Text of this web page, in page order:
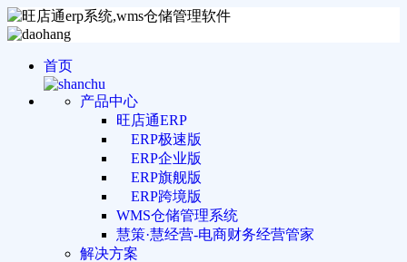
首页
产品中心
旺店通ERP
ERP极速版
ERP企业版
ERP旗舰版
ERP跨境版
WMS仓储管理系统
慧策·慧经营-电商财务经营管家
解决方案